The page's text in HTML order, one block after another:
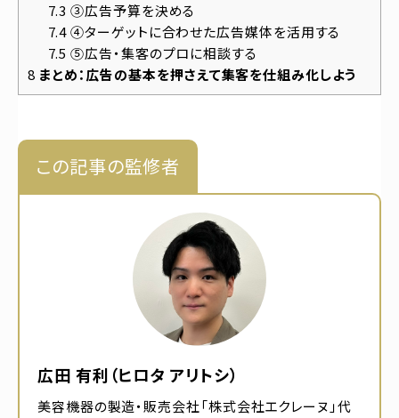
7.3 ③広告予算を決める
7.4④ターゲットに合わせた広告媒体を活用する
7.5 ⑤広告・集客のプロに相談する
8 まとめ：広告の基本を押さえて集客を仕組み化しよう
この記事の監修者
広田 有利（ヒロタ アリトシ）
美容機器の製造・販売会社「株式会社エクレーヌ」代